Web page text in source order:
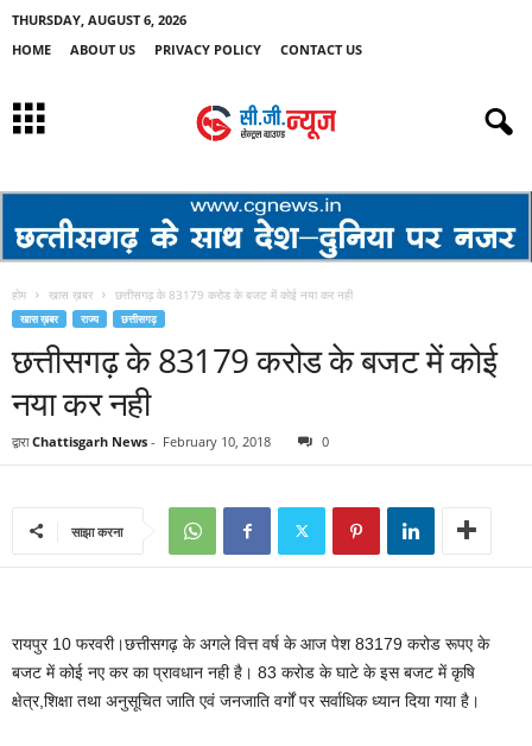
THURSDAY, AUGUST 6, 2026
HOME
ABOUT US PRIVACY POLICY CONTACT US
होम खास ख़बर छत्तीसगढ़ के 83179 करोड के बजट में कोई नया कर नही
खास ख़बर राज्य छत्तीसगढ़
छत्तीसगढ़ के 83179 करोड के बजट में कोई
नया कर नही
द्वारा Chattisgarh News - February 10, 2018 0
साझा करना
रायपुर 10 फरवरी।छत्तीसगढ़ के अगले वित्त वर्ष के आज पेश 83179 करोड रूपए के
बजट में कोई नए कर का प्रावधान नही है। 83 करोड के घाटे के इस बजट में कृषि
क्षेत्र,शिक्षा तथा अनुसूचित जाति एवं जनजाति वर्गों पर सर्वाधिक ध्यान दिया गया है।